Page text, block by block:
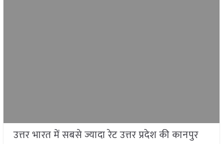
उत्तर भारत में सबसे ज्यादा रेट उत्तर प्रदेश की कानपुर